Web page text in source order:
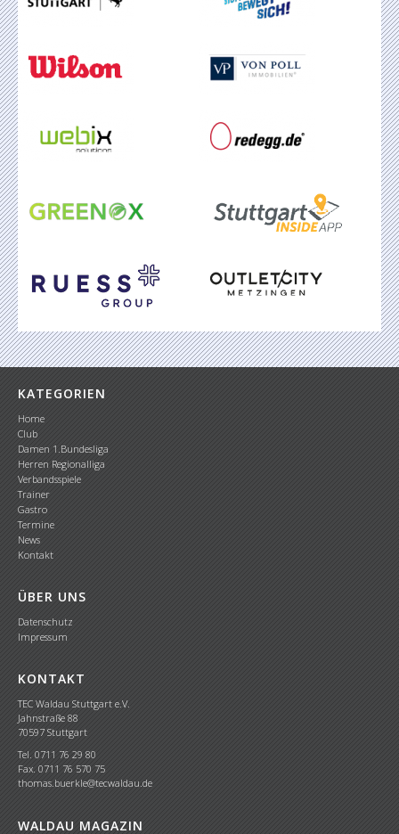
KATEGORIEN
Home
Club
Damen 1.Bundesliga
Herren Regionalliga
Verbandsspiele
Trainer
Gastro
Termine
News
Kontakt
ÜBER UNS
Datenschutz
Impressum
KONTAKT
TEC Waldau Stuttgart e.V.
Jahnstraße 88
70597 Stuttgart
Tel. 0711 76 29 80
Fax. 0711 76 570 75
thomas.buerkle@tecwaldau.de
WALDAU MAGAZIN